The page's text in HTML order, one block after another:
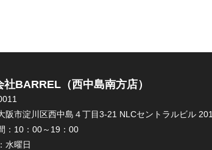
社BARREL（西中島南方店）
阪市淀川区西中島４丁目3-21 NLCセントラルビル 201
： 10：00～19：00
水曜日